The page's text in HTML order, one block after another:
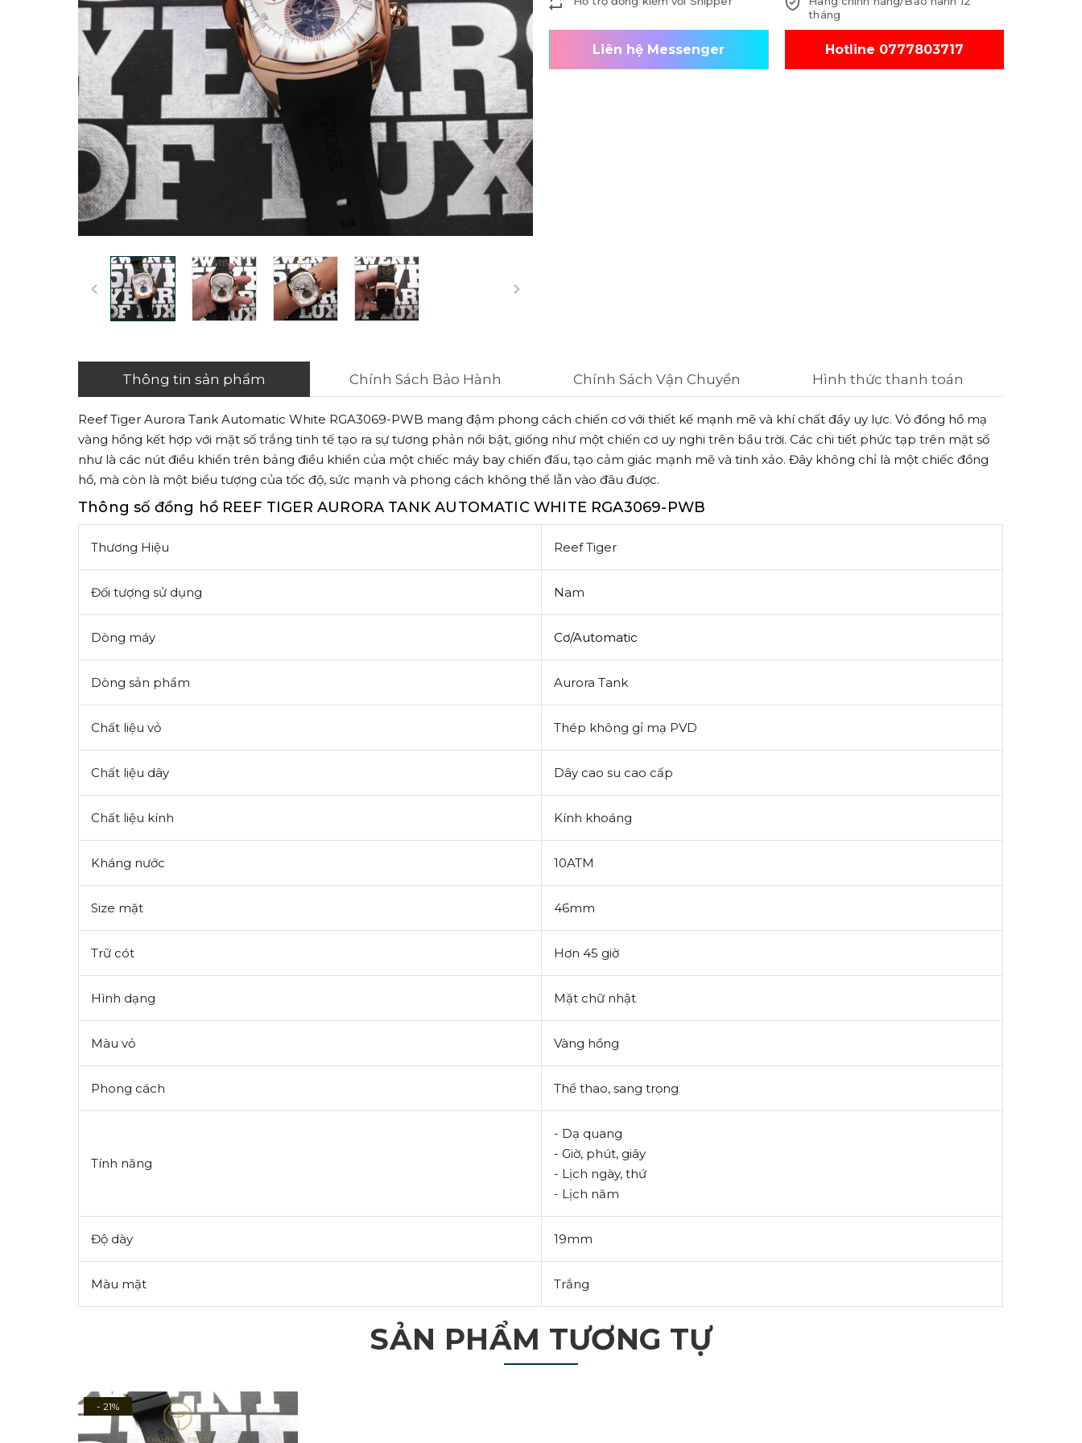
tháng
Liên hệ Messenger Hotline 0777803717
Thông tin sản phẩm Chính Sách Bảo Hành Chính Sách Vận Chuyển Hình thức thanh toán
Reef Tiger Aurora Tank Automatic White RGA3069-PWB mang đậm phong cách chiến cơ với thiết kế mạnh mẽ và khí chất đầy uy lực. Vỏ đồng hồ mạ
vàng hồng kết hợp với mặt số trắng tinh tế tạo ra sự tương phản nổi bật, giống như một chiến cơ uy nghi trên bầu trời. Các chi tiết phức tạp trên mặt số
như là các nút điều khiển trên bảng điều khiển của một chiếc máy bay chiến đấu, tạo cảm giác mạnh mẽ và tinh xảo. Đây không chỉ là một chiếc đồng
hồ, mà còn là một biểu tượng của tốc độ, sức mạnh và phong cách không thể lẫn vào đâu được.
Thông số đồng hồ REEF TIGER AURORA TANK AUTOMATIC WHITE RGA3069-PWB
Thương Hiệu Reef Tiger
Đối tượng sử dụng Nam
Dòng máy Cơ/Automatic
Dòng sản phẩm Aurora Tank
Chất liệu vỏ Thép không gỉ mạ PVD
Chất liệu dây Dây cao su cao cấp
Chất liệu kính Kính khoáng
Kháng nước 10ATM
Size mặt 46mm
Trữ cót Hơn 45 giờ
Hình dạng Mặt chữ nhật
Màu vỏ Vàng hồng
Phong cách Thể thao, sang trọng
Tính năng
- Dạ quang
- Giờ, phút, giây
- Lịch ngày, thứ
- Lịch năm
Độ dày 19mm
Màu mặt Trắng
SẢN PHẨM TƯƠNG TỰ
- 21%